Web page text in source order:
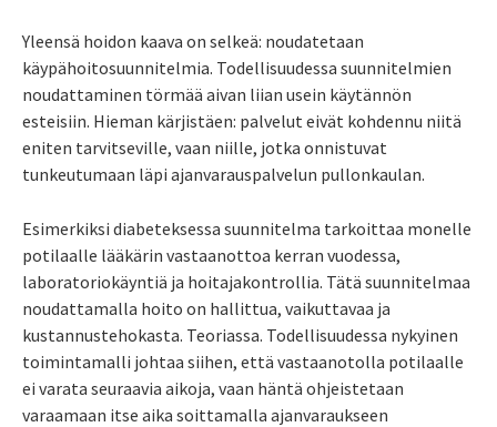
Yleensä hoidon kaava on selkeä: noudatetaan
käypähoitosuunnitelmia. Todellisuudessa suunnitelmien
noudattaminen törmää aivan liian usein käytännön
esteisiin. Hieman kärjistäen: palvelut eivät kohdennu niitä
eniten tarvitseville, vaan niille, jotka onnistuvat
tunkeutumaan läpi ajanvarauspalvelun pullonkaulan.
Esimerkiksi diabeteksessa suunnitelma tarkoittaa monelle
potilaalle lääkärin vastaanottoa kerran vuodessa,
laboratoriokäyntiä ja hoitajakontrollia. Tätä suunnitelmaa
noudattamalla hoito on hallittua, vaikuttavaa ja
kustannustehokasta. Teoriassa. Todellisuudessa nykyinen
toimintamalli johtaa siihen, että vastaanotolla potilaalle
ei varata seuraavia aikoja, vaan häntä ohjeistetaan
varaamaan itse aika soittamalla ajanvaraukseen